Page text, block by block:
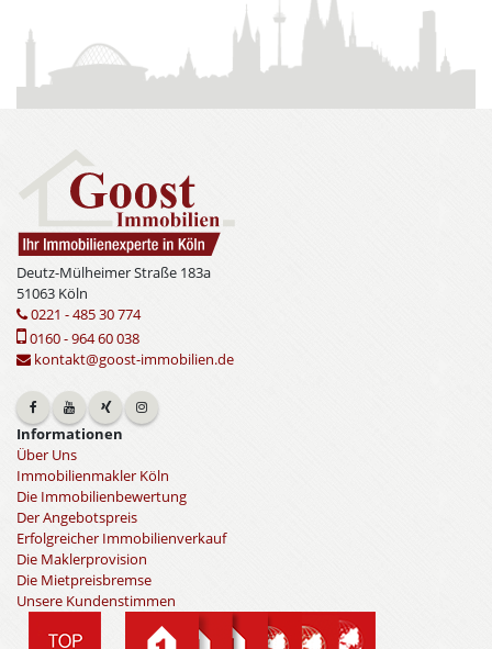
Deutz-Mülheimer Straße 183a
51063 Köln
0221 - 485 30 774
0160 - 964 60 038
kontakt@goost-immobilien.de
Informationen
Über Uns
Immobilienmakler Köln
Die Immobilienbewertung
Der Angebotspreis
Erfolgreicher Immobilienverkauf
Die Maklerprovision
Die Mietpreisbremse
Unsere Kundenstimmen